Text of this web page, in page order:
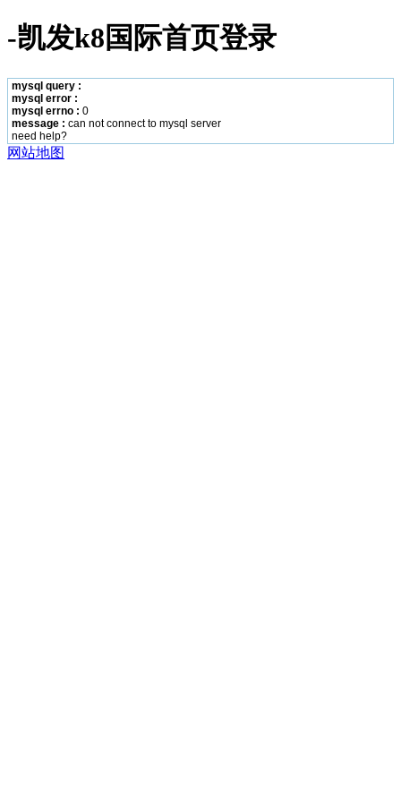
-凯发k8国际首页登录
mysql query :
mysql error :
mysql errno : 0
message : can not connect to mysql server
need help?
网站地图